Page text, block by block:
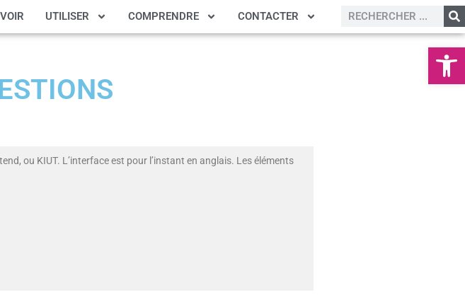
Ouvrir
VOIR UTILISER COMPRENDRE CONTACTER
ou KIUT. L’interface est pour l’instant en anglais. Les éléments